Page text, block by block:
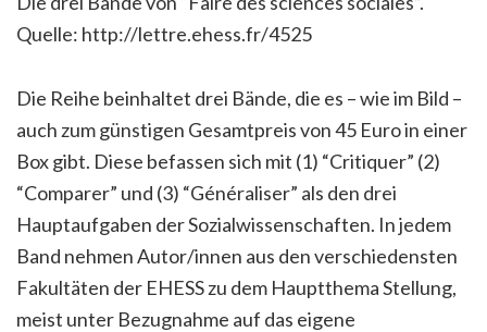
Quelle: http://lettre.ehess.fr/4525
Die Reihe beinhaltet drei Bände, die es – wie im Bild –
auch zum günstigen Gesamtpreis von 45 Euro in einer
Box gibt. Diese befassen sich mit (1) “Critiquer” (2)
“Comparer” und (3) “Généraliser” als den drei
Hauptaufgaben der Sozialwissenschaften. In jedem
Band nehmen Autor/innen aus den verschiedensten
Fakultäten der EHESS zu dem Hauptthema Stellung,
meist unter Bezugnahme auf das eigene